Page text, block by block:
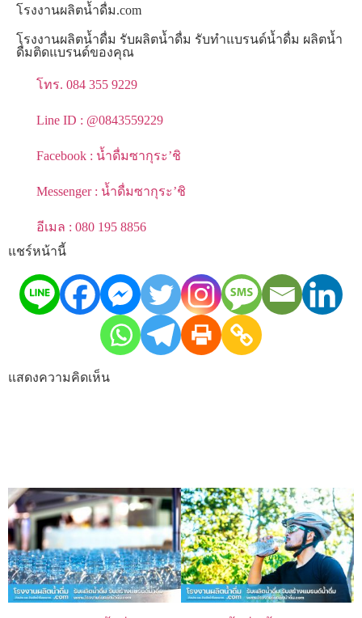
โรงงานผลิตน้ำดื่ม.com
โรงงานผลิตน้ำดื่ม รับผลิตน้ำดื่ม รับทำแบรนด์น้ำดื่ม ผลิตน้ำ
ดื่มติดแบรนด์ของคุณ
โทร. 084 355 9229
Line ID : @0843559229
Facebook : น้ำดื่มซากุระ’ชิ
Messenger : น้ำดื่มซากุระ’ชิ
อีเมล : 080 195 8856
แชร์หน้านี้
แสดงความคิดเห็น